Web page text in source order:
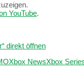
YouTube.
direkt öffnen
Xbox NewsXbox